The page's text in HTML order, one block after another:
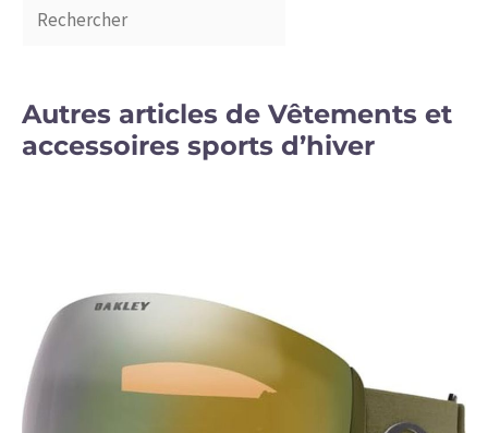
Autres articles de Vêtements et
accessoires sports d’hiver